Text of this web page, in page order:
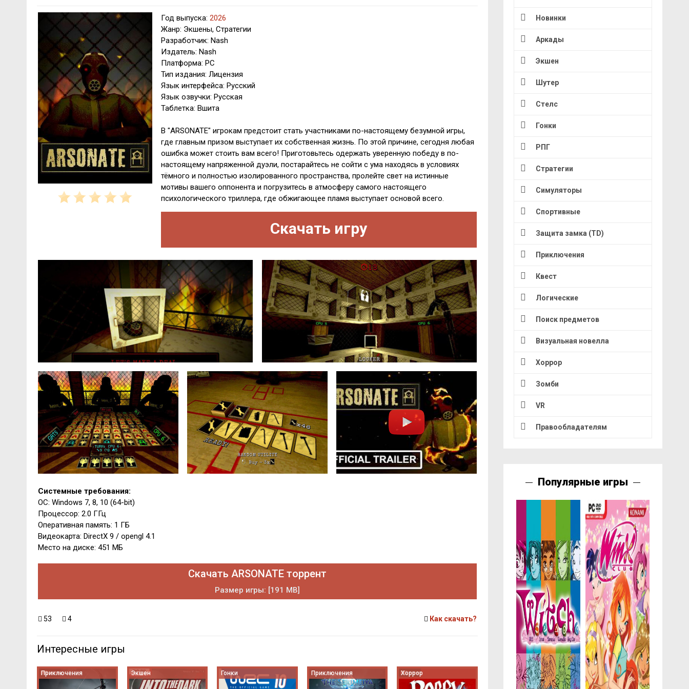
Год выпуска: 2026
Жанр: Экшены, Стратегии
Разработчик: Nash
Издатель: Nash
Платформа: PC
Тип издания: Лицензия
Язык интерфейса: Русский
Язык озвучки: Русская
Таблетка: Вшита
В "ARSONATE" игрокам предстоит стать участниками по-настоящему безумной игры,
где главным призом выступает их собственная жизнь. По этой причине, сегодня любая
ошибка может стоить вам всего! Приготовьтесь одержать уверенную победу в по-
настоящему напряженной дуэли, постарайтесь не сойти с ума находясь в условиях
тёмного и полностью изолированного пространства, пролейте свет на истинные
мотивы вашего оппонента и погрузитесь в атмосферу самого настоящего
психологического триллера, где обжигающее пламя выступает основой всего.
Скачать игру
Системные требования:
ОС: Windows 7, 8, 10 (64-bit)
Процессор: 2.0 ГГц
Оперативная память: 1 ГБ
Видеокарта: DirectX 9 / opengl 4.1
Место на диске: 451 МБ
Скачать ARSONATE торрент
Размер игры: [191 MB]
53 4 Как скачать?
Интересные игры
Приключения Экшен Гонки Приключения Хоррор
Новинки
Аркады
Экшен
Шутер
Стелс
Гонки
РПГ
Стратегии
Симуляторы
Спортивные
Защита замка (TD)
Приключения
Квест
Логические
Поиск предметов
Визуальная новелла
Хоррор
Зомби
VR
Правообладателям
Популярные игры